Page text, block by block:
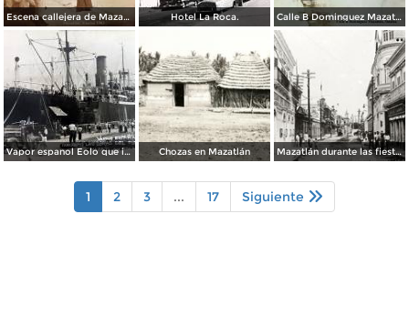
Escena callejera de Mazatlán, Sinaloa 1903. Hotel La Roca. Calle B Dominguez Mazatlán, Sinaloa ( Circulada el 25 de Abril de 1932 ).
Vapor espanol Eolo que ignaguro las obras del puerto. Chozas en Mazatlán Mazatlán durante las fiestas del Centenario de la Independencia (1910)
1 2 3 ... 17 Siguiente